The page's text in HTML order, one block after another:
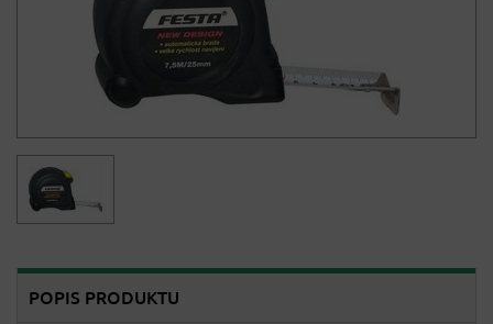
POPIS PRODUKTU